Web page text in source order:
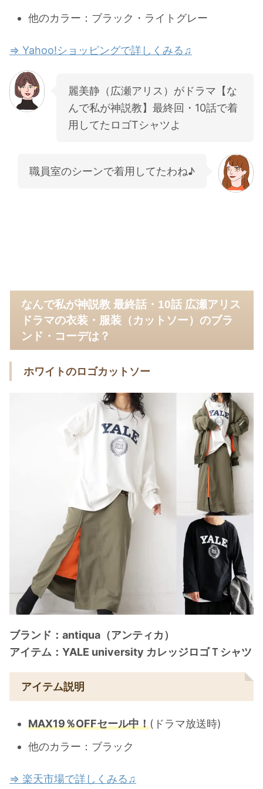
他のカラー：ブラック・ライトグレー
⇒ Yahoo!ショッピングで詳しくみる♫
麗美静（広瀬アリス）がドラマ【な
んで私が神説教】最終回・10話で着
用してたロゴTシャツよ
職員室のシーンで着用してたわね♪
なんで私が神説教 最終話・10話 広瀬アリス
ドラマの衣装・服装（カットソー）のブラ
ンド・コーデは？
ホワイトのロゴカットソー
ブランド：antiqua（アンティカ）
アイテム：YALE university カレッジロゴＴシャツ
アイテム説明
MAX19％OFFセール中！(ドラマ放送時)
他のカラー：ブラック
⇒ 楽天市場で詳しくみる♫